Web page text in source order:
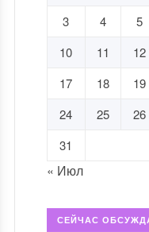
3
4 5
10
11 12
17
18 19
24
25 26
31
« Июл
СЕЙЧАС